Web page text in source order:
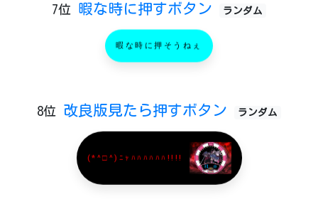
7位 暇な時に押すボタン ランダム
暇な時に押そうねぇ
8位 改良版見たら押すボタン ランダム
(*^□^)ﾆｬﾊﾊﾊﾊﾊﾊ!!!!